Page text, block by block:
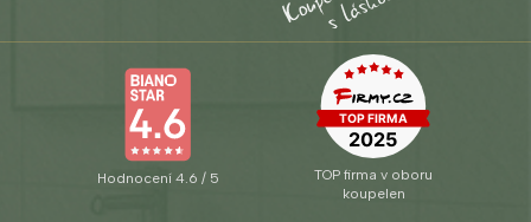
Hodnocení 4.6 / 5
TOP firma v oboru
koupelen